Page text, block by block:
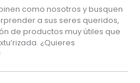
como nosotros y busquen
a sus seres queridos,
de productos muy útiles que
¿Quieres